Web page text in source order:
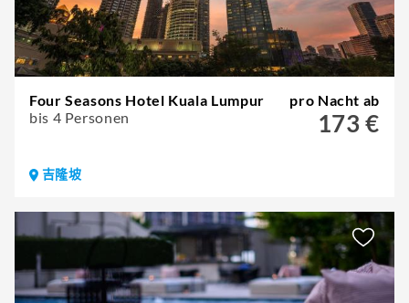
Four Seasons Hotel Kuala Lumpur
bis 4 Personen
pro Nacht ab
173 €
吉隆坡